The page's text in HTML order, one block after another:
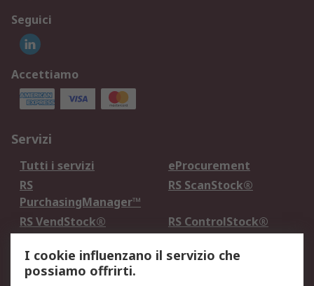
Seguici
Accettiamo
Servizi
Tutti i servizi
eProcurement
RS
PurchasingManager™
RS ScanStock®
RS VendStock®
RS ControlStock®
Legale
I cookie influenzano il servizio che
possiamo offrirti.